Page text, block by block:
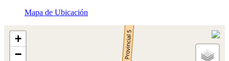
Mapa de Ubicación
+
−